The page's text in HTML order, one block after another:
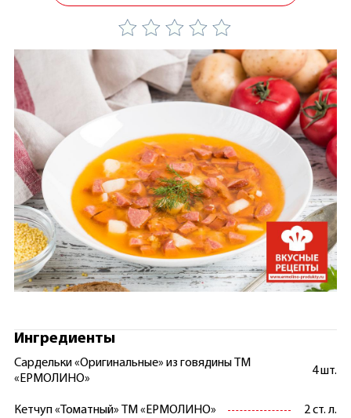
Ингредиенты
Сардельки «Оригинальные» из говядины ТМ
«ЕРМОЛИНО»
4 шт.
Кетчуп «Томатный» ТМ «ЕРМОЛИНО» 2 ст. л.